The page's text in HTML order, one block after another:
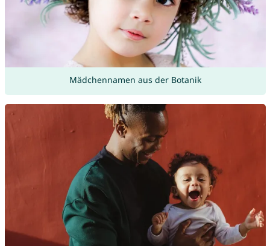
Mädchennamen aus der Botanik